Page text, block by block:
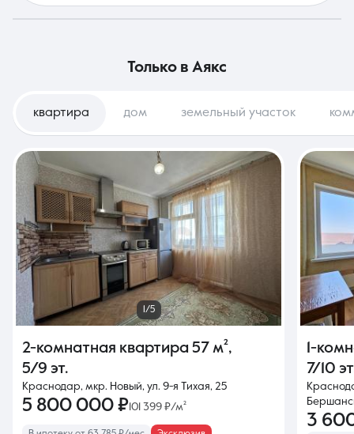
только в Аякс
квартира дом земельный участок
1/5
2-комнатная квартира 57 м²,
5/9 эт.
Краснодар, мкр. Новый, ул. 9-я Тихая, 25
5 800 000 ₽ 101 399 ₽/м²
1-
7/10
3